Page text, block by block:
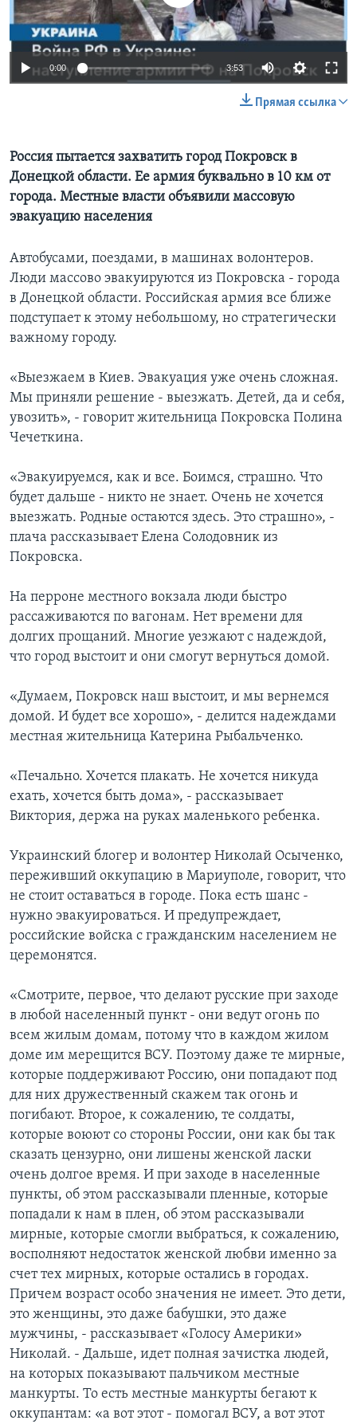
Learning English
СОЦИАЛЬНЫЕ СЕТИ
0:00 3:53
Прямая ссылка
Россия пытается захватить город Покровск в
Донецкой области. Ее армия буквально в 10 км от
города. Местные власти объявили массовую
эвакуацию населения
Автобусами, поездами, в машинах волонтеров.
Люди массово эвакуируются из Покровска - города
в Донецкой области. Российская армия все ближе
подступает к этому небольшому, но стратегически
важному городу.
«Выезжаем в Киев. Эвакуация уже очень сложная.
Мы приняли решение - выезжать. Детей, да и себя,
увозить», - говорит жительница Покровска Полина
Чечеткина.
«Эвакуируемся, как и все. Боимся, страшно. Что
будет дальше - никто не знает. Очень не хочется
выезжать. Родные остаются здесь. Это страшно», -
плача рассказывает Елена Солодовник из
Покровска.
На перроне местного вокзала люди быстро
рассаживаются по вагонам. Нет времени для
долгих прощаний. Многие уезжают с надеждой,
что город выстоит и они смогут вернуться домой.
«Думаем, Покровск наш выстоит, и мы вернемся
домой. И будет все хорошо», - делится надеждами
местная жительница Катерина Рыбальченко.
«Печально. Хочется плакать. Не хочется никуда
ехать, хочется быть дома», - рассказывает
Виктория, держа на руках маленького ребенка.
Украинский блогер и волонтер Николай Осыченко,
переживший оккупацию в Мариуполе, говорит, что
не стоит оставаться в городе. Пока есть шанс -
нужно эвакуироваться. И предупреждает,
российские войска с гражданским населением не
церемонятся.
«Смотрите, первое, что делают русские при заходе
в любой населенный пункт - они ведут огонь по
всем жилым домам, потому что в каждом жилом
доме им мерещится ВСУ. Поэтому даже те мирные,
которые поддерживают Россию, они попадают под
для них дружественный скажем так огонь и
погибают. Второе, к сожалению, те солдаты,
которые воюют со стороны России, они как бы так
сказать цензурно, они лишены женской ласки
очень долгое время. И при заходе в населенные
пункты, об этом рассказывали пленные, которые
попадали к нам в плен, об этом рассказывали
мирные, которые смогли выбраться, к сожалению,
восполняют недостаток женской любви именно за
счет тех мирных, которые остались в городах.
Причем возраст особо значения не имеет. Это дети,
это женщины, это даже бабушки, это даже
мужчины, - рассказывает «Голосу Америки»
Николай. - Дальше, идет полная зачистка людей,
на которых показывают пальчиком местные
манкурты. То есть местные манкурты бегают к
оккупантам: «а вот этот - помогал ВСУ, а вот этот